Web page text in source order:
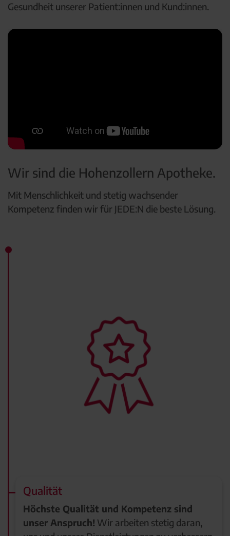
Gesundheit unserer Patient:innen und Kund:innen.
Wir sind die Hohenzollern Apotheke.
Mit Menschlichkeit und stetig wachsender
Kompetenz finden wir für JEDE:N die beste Lösung.
Qualität
Höchste Qualität und Kompetenz sind
unser Anspruch! Wir arbeiten stetig daran,